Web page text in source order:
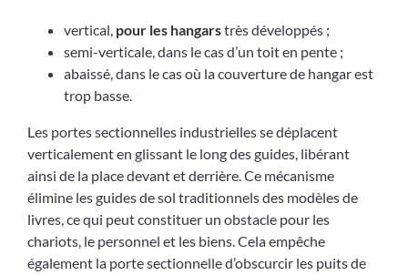
vertical, pour les hangarstrès développés ;
semi-verticale, dans le cas d’un toit en pente ;
abaissé, dans le cas où la couverture de hangar est
trop basse.
Les portes sectionnelles industrielles se déplacent
verticalement en glissant le long des guides, libérant
ainsi de la place devant et derrière. Ce mécanisme
élimine les guides de sol traditionnels des modèles de
livres, ce qui peut constituer un obstacle pour les
chariots, le personnel et les biens. Cela empêche
également la porte sectionnelle d’obscurcir les puits de